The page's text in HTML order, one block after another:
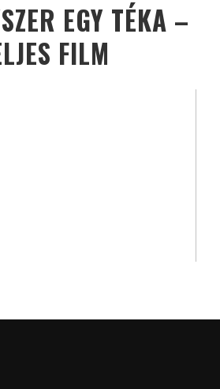
EGY TÉKA –
FILM